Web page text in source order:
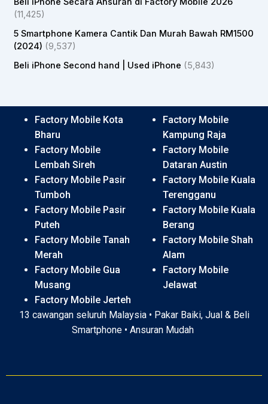
(11,425)
5 Smartphone Kamera Cantik Dan Murah Bawah RM1500
(2024) (9,537)
Beli iPhone Second hand | Used iPhone (5,843)
Factory Mobile Kota
Bharu
Factory Mobile
Lembah Sireh
Factory Mobile Pasir
Tumboh
Factory Mobile Pasir
Puteh
Factory Mobile Tanah
Merah
Factory Mobile Gua
Musang
Factory Mobile Jerteh
Factory Mobile
Kampung Raja
Factory Mobile
Dataran Austin
Factory Mobile Kuala
Terengganu
Factory Mobile Kuala
Berang
Factory Mobile Shah
Alam
Factory Mobile
Jelawat
13 cawangan seluruh Malaysia • Pakar Baiki, Jual & Beli
Smartphone • Ansuran Mudah